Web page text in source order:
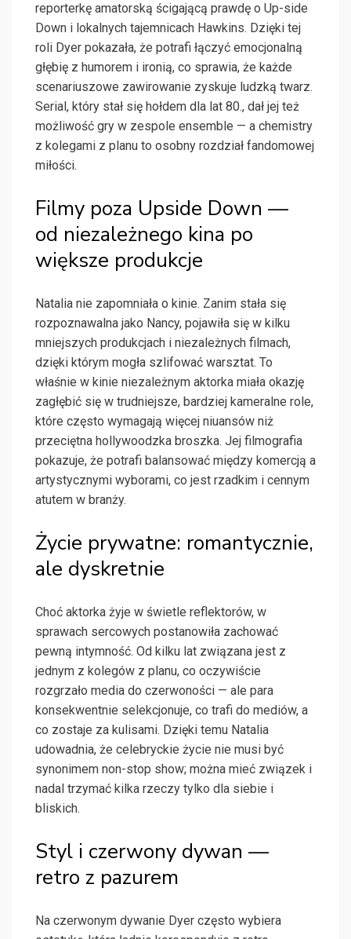
reporterkę amatorską ścigającą prawdę o Up-side
Down i lokalnych tajemnicach Hawkins. Dzięki tej
roli Dyer pokazała, że potrafi łączyć emocjonalną
głębię z humorem i ironią, co sprawia, że każde
scenariuszowe zawirowanie zyskuje ludzką twarz.
Serial, który stał się hołdem dla lat 80., dał jej też
możliwość gry w zespole ensemble — a chemistry
z kolegami z planu to osobny rozdział fandomowej
miłości.
Filmy poza Upside Down —
od niezależnego kina po
większe produkcje
Natalia nie zapomniała o kinie. Zanim stała się
rozpoznawalna jako Nancy, pojawiła się w kilku
mniejszych produkcjach i niezależnych filmach,
dzięki którym mogła szlifować warsztat. To
właśnie w kinie niezależnym aktorka miała okazję
zagłębić się w trudniejsze, bardziej kameralne role,
które często wymagają więcej niuansów niż
przeciętna hollywoodzka broszka. Jej filmografia
pokazuje, że potrafi balansować między komercją a
artystycznymi wyborami, co jest rzadkim i cennym
atutem w branży.
Życie prywatne: romantycznie,
ale dyskretnie
Choć aktorka żyje w świetle reflektorów, w
sprawach sercowych postanowiła zachować
pewną intymność. Od kilku lat związana jest z
jednym z kolegów z planu, co oczywiście
rozgrzało media do czerwoności — ale para
konsekwentnie selekcjonuje, co trafi do mediów, a
co zostaje za kulisami. Dzięki temu Natalia
udowadnia, że celebryckie życie nie musi być
synonimem non-stop show; można mieć związek i
nadal trzymać kilka rzeczy tylko dla siebie i
bliskich.
Styl i czerwony dywan —
retro z pazurem
Na czerwonym dywanie Dyer często wybiera